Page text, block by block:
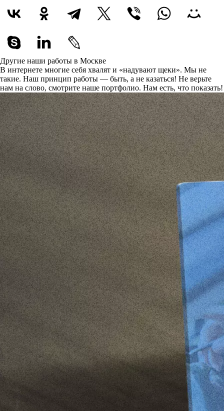
Другие наши работы в Москве
В интернете многие себя хвалят и «надувают щеки». Мы не
такие. Наш принцип работы — быть, а не казаться! Не верьте
нам на слово, смотрите наше портфолио. Нам есть, что показать!